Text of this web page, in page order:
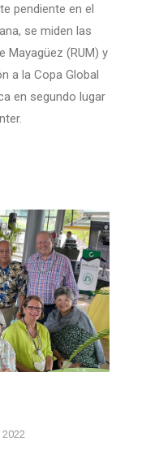
pendiente en el
se miden las
Mayagüez (RUM) y
a la Copa Global
en segundo lugar
2022